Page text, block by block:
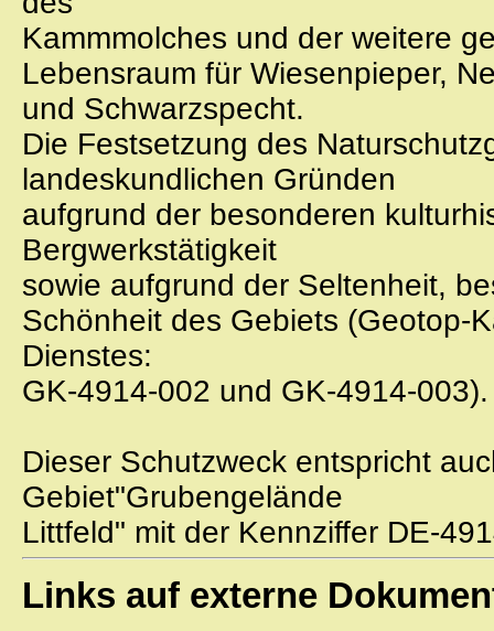
Kammmolches und der weitere
Lebensraum für Wiesenpieper,
und Schwarzspecht.
Die Festsetzung des
landeskundlichen Gründen
aufgrund der besonderen
Bergwerkstätigkeit
sowie aufgrund der Seltenheit,
Schönheit des Gebiets (Geotop-
Dienstes:
GK-4914-002 und GK-4914-003).
Dieser Schutzweck entspricht
Gebiet"Grubengelände
Littfeld" mit der Kennziffer DE-
Links auf externe